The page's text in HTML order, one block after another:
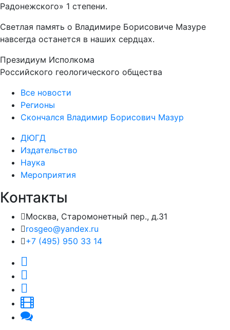
Радонежского» 1 степени.
Светлая память о Владимире Борисовиче Мазуре
навсегда останется в наших сердцах.
Президиум Исполкома
Российского геологического общества
Все новости
Регионы
Cкончался Владимир Борисович Мазур
ДЮГД
Издательство
Наука
Мероприятия
Контакты
Москва, Старомонетный пер., д.31
rosgeo@yandex.ru
+7 (495) 950 33 14